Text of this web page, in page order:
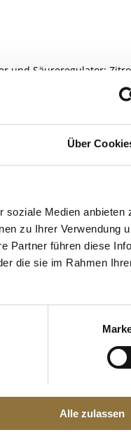
Über
soziale Medien anbieten
zu Ihrer Verwendung
Partner führen diese
die sie im Rahmen
Alle zulassen
und Säureregulator:
Beerenstr. 5,
LEBENSMITTELKENNZEICHNUNGEN
FOOD Cashewkerne
Paste, 650g., 650 g